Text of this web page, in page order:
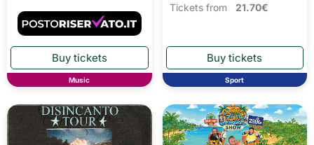
Music
Tickets from 21.70€
Sport